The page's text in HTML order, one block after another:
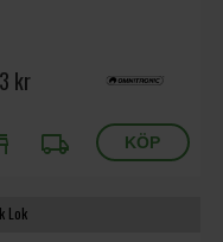
kr
local_shipping
Lok